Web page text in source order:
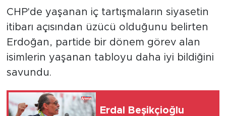
CHP'de yaşanan iç tartışmaların siyasetin
itibarı açısından üzücü olduğunu belirten
Erdoğan, partide bir dönem görev alan
isimlerin yaşanan tabloyu daha iyi bildiğini
savundu.
Erdal Beşikçioğlu